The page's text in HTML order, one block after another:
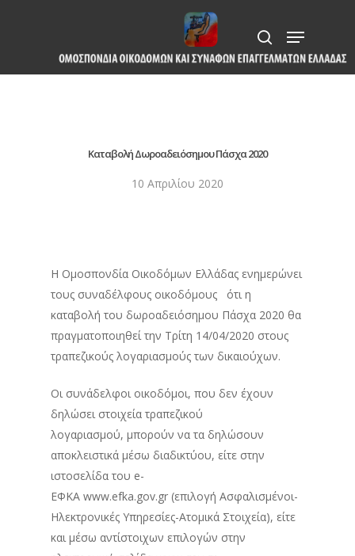
content
search
Menu
Καταβολή Δωροαδειόσημου Πάσχα 2020
10 Απριλίου 2020
Η Ομοσπονδία Οικοδόμων Ελλάδας ενημερώνει
τους συναδέλφους οικοδόμους ότι η
καταβολή του δωροαδειόσημου Πάσχα 2020 θα
πραγματοποιηθεί την Τρίτη 14/04/2020 στους
τραπεζικούς λογαριασμούς των δικαιούχων.
Οι συνάδελφοι οικοδόμοι, που δεν έχουν
δηλώσει στοιχεία τραπεζικού
λογαριασμού, μπορούν να τα δηλώσουν
αποκλειστικά μέσω διαδικτύου, είτε στην
ιστοσελίδα του e-
ΕΦΚΑ www.efka.gov.gr (επιλογή Ασφαλισμένοι-
Ηλεκτρονικές Υπηρεσίες-Ατομικά Στοιχεία), είτε
και μέσω αντίστοιχων επιλογών στην